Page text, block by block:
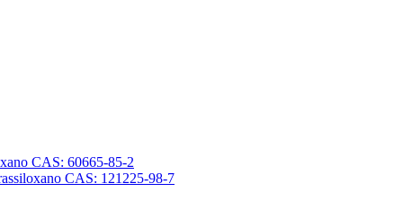
CAS: 60665-85-2
CAS: 121225-98-7